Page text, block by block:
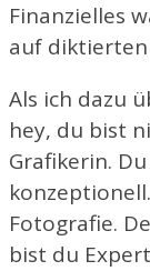
Finanzielles
auf
Als ich dazu
hey, du bist
Grafikerin.
Fotografie.
bist du